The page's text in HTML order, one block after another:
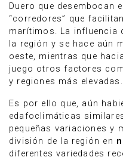
Duero que desembocan
“corredores” que
marítimos. La influencia
la región y se hace aún
oeste, mientras que
juego otros factores
y regiones más elevadas.
Es por ello que, aún
edafoclimáticas
pequeñas variaciones y
división de la región en
diferentes variedades